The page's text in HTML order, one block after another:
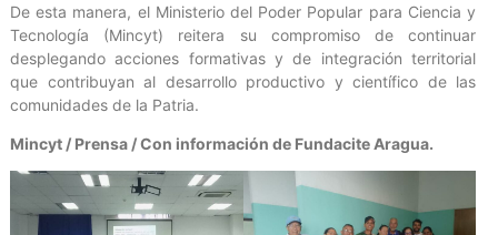
De esta manera, el Ministerio del Poder Popular para Ciencia y
Tecnología (Mincyt) reitera su compromiso de continuar
desplegando acciones formativas y de integración territorial
que contribuyan al desarrollo productivo y científico de las
comunidades de la Patria.
Mincyt / Prensa / Con información de Fundacite Aragua.